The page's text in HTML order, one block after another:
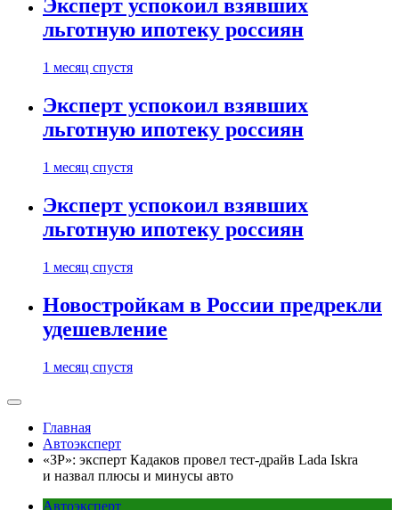
Эксперт успокоил взявших
льготную ипотеку россиян
1 месяц спустя
Эксперт успокоил взявших
льготную ипотеку россиян
1 месяц спустя
Эксперт успокоил взявших
льготную ипотеку россиян
1 месяц спустя
Новостройкам в России предрекли
удешевление
1 месяц спустя
Главная
Автоэксперт
«ЗР»: эксперт Кадаков провел тест-драйв Lada Iskra
и назвал плюсы и минусы авто
Автоэксперт